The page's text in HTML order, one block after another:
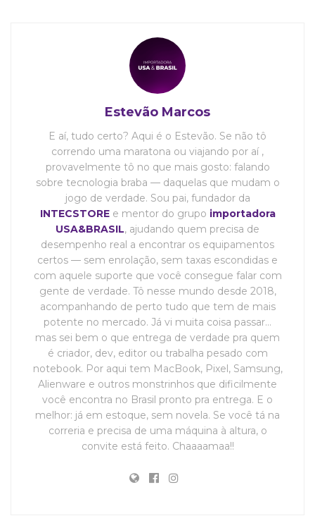
Estevão Marcos
E aí, tudo certo? Aqui é o Estevão. Se não tô
correndo uma maratona ou viajando por aí ,
provavelmente tô no que mais gosto: falando
sobre tecnologia braba — daquelas que mudam o
jogo de verdade. Sou pai, fundador da
INTECSTOREe mentor do grupo importadora
USA&BRASIL, ajudando quem precisa de
desempenho real a encontrar os equipamentos
certos — sem enrolação, sem taxas escondidas e
com aquele suporte que você consegue falar com
gente de verdade. Tô nesse mundo desde 2018,
acompanhando de perto tudo que tem de mais
potente no mercado. Já vi muita coisa passar…
mas sei bem o que entrega de verdade pra quem
é criador, dev, editor ou trabalha pesado com
notebook. Por aqui tem MacBook, Pixel, Samsung,
Alienware e outros monstrinhos que dificilmente
você encontra no Brasil pronto pra entrega. E o
melhor: já em estoque, sem novela. Se você tá na
correria e precisa de uma máquina à altura, o
convite está feito. Chaaaamaa!!